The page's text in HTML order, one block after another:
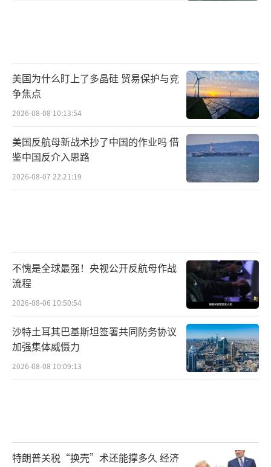
美国为什么盯上了多晶硅 贸易保护与竞
争焦点
2026-08-08 10:13:54
美国反航母新战术抄了中国的作业吗 借
鉴中国反介入思路
2026-08-07 22:21:19
不愧是全球最强！央视公开反航母作战
流程
2026-08-06 10:50:54
沙特土耳其巴基斯坦签署共同防务协议
加强集体威慑力
2026-08-08 10:09:13
特朗普关税“换壳”术还能撑多久 经济